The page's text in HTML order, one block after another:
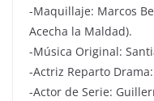
-Maquillaje: Marcos
Acecha la Maldad).
-Música Original:
-Actriz Reparto
-Actor de Serie: